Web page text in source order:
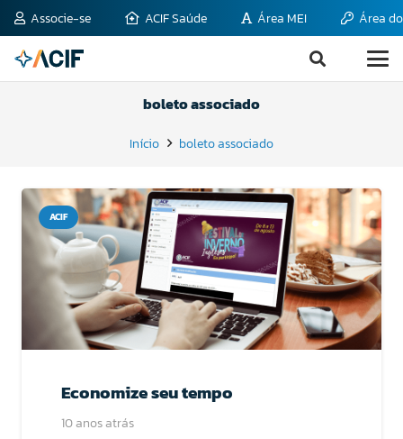
Associe-se ACIF Saúde Área MEI Área
boleto associado
Início boleto associado
ACIF
Economize seu tempo
10 anos atrás